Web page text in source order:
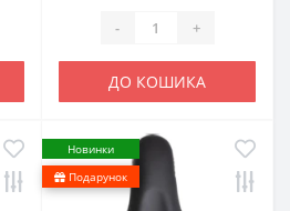
- +
ДО КОШИКА
Новинки
Подарунок